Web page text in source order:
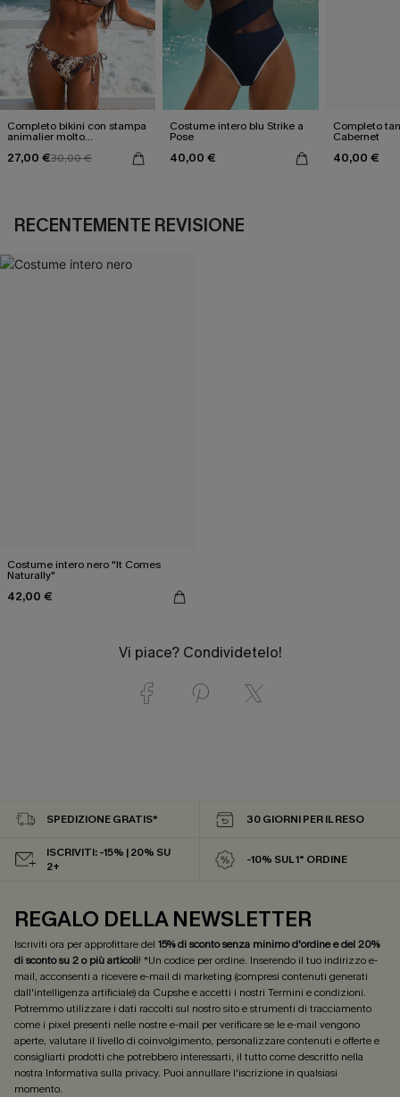
Completo bikini con stampa
animalier molto
27,00 €30,00 €
Costume intero blu Strike a
Pose
40,00 €
Completo
Cabernet
40,00 €
RECENTEMENTE REVISIONE
Costume intero nero "It Comes
Naturally"
42,00 €
Vi piace? Condividetelo!
SPEDIZIONE GRATIS* 30 GIORNI PER IL RESO
ISCRIVITI: -15% | 20% SU
2+
-10% SUL 1° ORDINE
REGALO DELLA NEWSLETTER
Iscriviti ora per approfittare del 15% di sconto senza minimo d'ordine e del 20%
di sconto su 2 o più articoli! *Un codice per ordine. Inserendo il tuo indirizzo e-
mail, acconsenti a ricevere e-mail di marketing (compresi contenuti generati
dall'intelligenza artificiale) da Cupshe e accetti i nostri Termini e condizioni.
Potremmo utilizzare i dati raccolti sul nostro sito e strumenti di tracciamento
come i pixel presenti nelle nostre e-mail per verificare se le e-mail vengono
aperte, valutare il livello di coinvolgimento, personalizzare contenuti e offerte e
consigliarti prodotti che potrebbero interessarti, il tutto come descritto nella
nostra Informativa sulla privacy. Puoi annullare l'iscrizione in qualsiasi
momento.